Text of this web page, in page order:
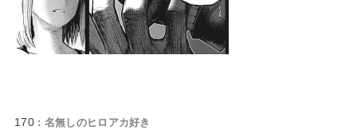
170 : 名無しのヒロアカ好き